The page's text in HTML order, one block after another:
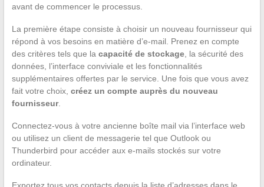
avant de commencer le processus.
La première étape consiste à choisir un nouveau fournisseur qui
répond à vos besoins en matière d’e-mail. Prenez en compte
des critères tels que la capacité de stockage, la sécurité des
données, l’interface conviviale et les fonctionnalités
supplémentaires offertes par le service. Une fois que vous avez
fait votre choix, créez un compte auprès du nouveau
fournisseur.
Connectez-vous à votre ancienne boîte mail via l’interface web
ou utilisez un client de messagerie tel que Outlook ou
Thunderbird pour accéder aux e-mails stockés sur votre
ordinateur.